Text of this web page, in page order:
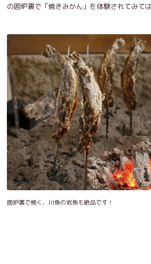
の囲炉裏で「焼きみかん」を体験されてみて
囲炉裏で焼く、川魚の岩魚も絶品です！